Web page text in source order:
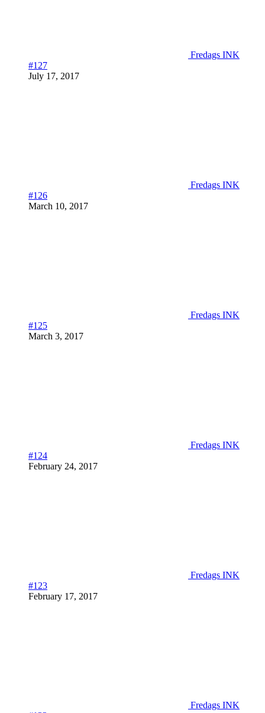
Fredags INK
#127
July 17, 2017
Fredags INK
#126
March 10, 2017
Fredags INK
#125
March 3, 2017
Fredags INK
#124
February 24, 2017
Fredags INK
#123
February 17, 2017
Fredags INK